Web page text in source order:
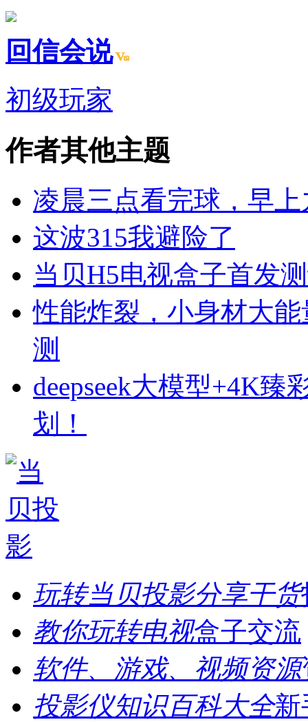
回信会说
初级玩家
作者其他主题
凌晨三点看完球，早
这波315我避险了
当贝H5电视盒子首发
性能炸裂，小身材大
测
deepseek大模型+4K
划！
玩转当贝投影分享干货
教你玩转电视盒子交流
软件、游戏、视频资源
投影仪知识百科大全新